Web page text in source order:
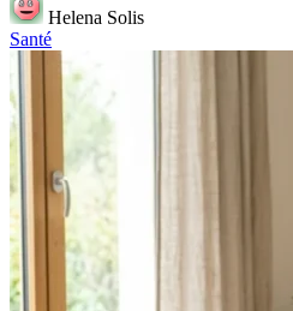
Helena Solis
Santé